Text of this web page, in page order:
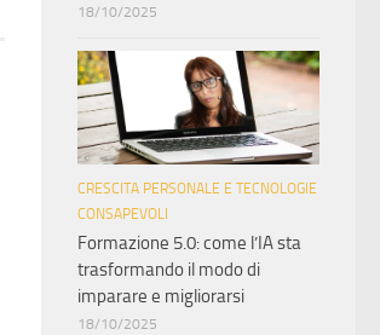
18/10/2025
CRESCITA PERSONALE E TECNOLOGIE
CONSAPEVOLI
Formazione 5.0: come l’IA sta
trasformando il modo di
imparare e migliorarsi
18/10/2025